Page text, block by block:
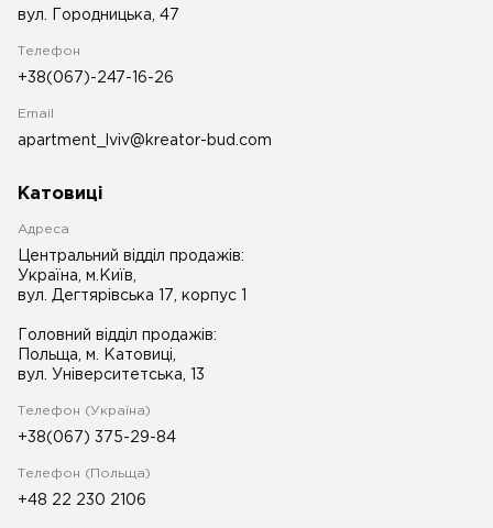
вул. Городницька, 47
Телефон
+38(067)-247-16-26
Email
apartment_lviv@kreator-bud.com
Катовиці
Адреса
Центральний відділ продажів:
Україна, м.Київ,
вул. Дегтярівська 17, корпус 1
Головний відділ продажів:
Польща, м. Катовиці,
вул. Університетська, 13
Телефон (Україна)
+38(067) 375-29-84
Телефон (Польща)
+48 22 230 2106